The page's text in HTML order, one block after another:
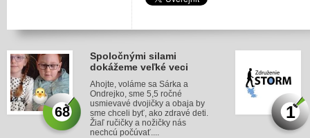
68
Spoločnými silami
dokážeme veľké veci
Ahojte, voláme sa Sárka a
Ondrejko, sme 5,5 ročné
usmievavé dvojičky a obaja by
sme chceli byť, ako zdravé deti.
Žiaľ ručičky a nožičky nás
nechcú počúvať....
1